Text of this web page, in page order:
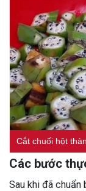
Cắt chuối hột
Các bước
Sau khi đã chuẩn